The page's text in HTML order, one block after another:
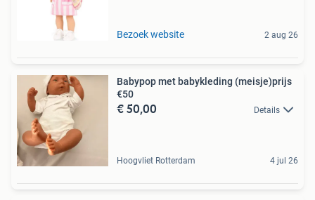
Bezoek website 2 aug 26
Babypop met babykleding (meisje)prijs
€50
€ 50,00 Details
Hoogvliet Rotterdam 4 jul 26